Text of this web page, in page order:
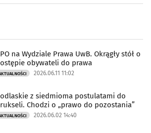
na Wydziale Prawa UwB. Okrągły stół o
obywateli do prawa
2026.06.11 11:02
z siedmioma postulatami do
Chodzi o „prawo do pozostania”
2026.06.02 14:40